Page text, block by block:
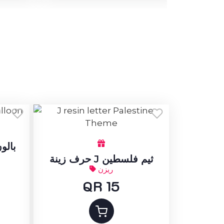
حرف زينة J ثيم فلسطين
ريزن
QR 15